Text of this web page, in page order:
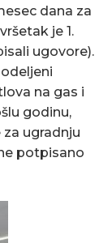
dana za
je 1.
ugovore).
na gas i
godinu,
ugradnju
potpisano